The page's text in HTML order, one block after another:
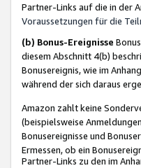
Partner-Links auf die in der
Voraussetzungen für die
(b) Bonus-Ereignisse
diesem Abschnitt 4(b)
Bonusereignis, wie im
während der sich daraus
Amazon zahlt keine
(beispielsweise
Bonusereignisse und
Ermessen, ob ein
Partner-Links zu den im